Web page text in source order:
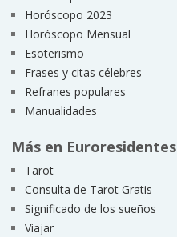
Horóscopo 2023
Horóscopo Mensual
Esoterismo
Frases y citas célebres
Refranes populares
Manualidades
Más en Euroresidentes
Tarot
Consulta de Tarot Gratis
Significado de los sueños
Viajar